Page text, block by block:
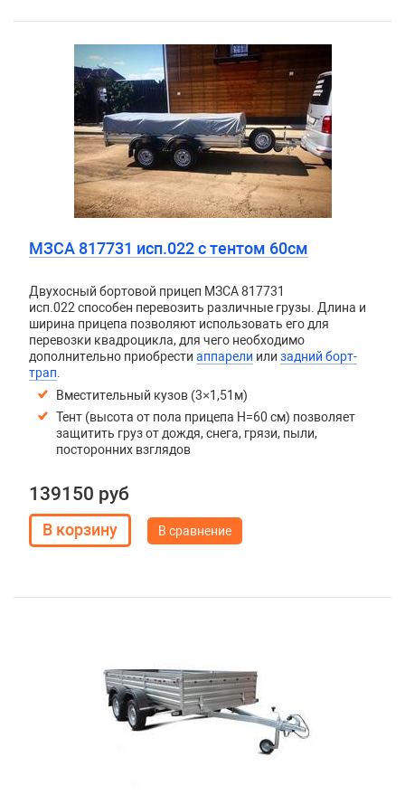
МЗСА 817731 исп.022 с тентом 60см
Двухосный бортовой прицеп МЗСА 817731
исп.022 способен перевозить различные грузы. Длина и
ширина прицепа позволяют использовать его для
перевозки квадроцикла, для чего необходимо
дополнительно приобрести аппарели или задний борт-
трап
Вместительный кузов (3×1,51м)
Тент (высота от пола прицепа H=60 см) позволяет
защитить груз от дождя, снега, грязи, пыли,
посторонних взглядов
139150 руб
В сравнение